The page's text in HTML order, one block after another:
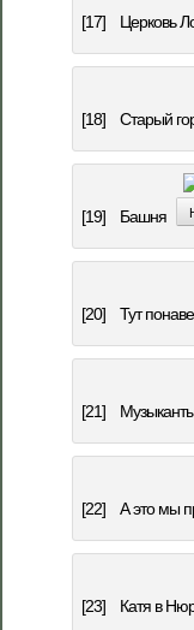
[17] Церковь
[18] Старый
[19] Башня
[20] Тут
[21]
[22] А это мы
[23] Катя в